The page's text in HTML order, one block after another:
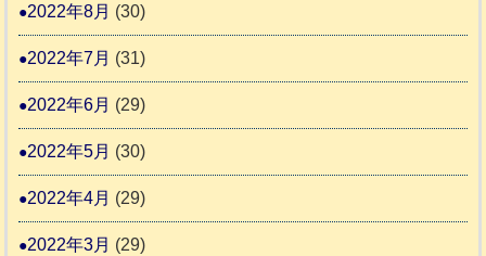
2022年8月 (30)
2022年7月 (31)
2022年6月 (29)
2022年5月 (30)
2022年4月 (29)
2022年3月 (29)